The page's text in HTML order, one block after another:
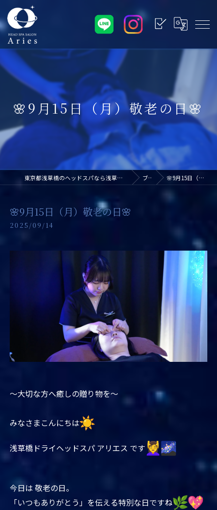
🌸9月15日（月）敬老の日🌸
東京都浅草橋のヘッドスパなら浅草橋ドライヘッドスパ専門店アリエス ブログ 🌸9月15日（月）敬老の日🌸
🌸9月15日（月）敬老の日🌸
2025/09/14
〜大切な方へ癒しの贈り物を〜
みなさまこんにちは
浅草橋ドライヘッドスパ アリエス です
今日は 敬老の日。
「いつもありがとう」を伝える特別な日ですね